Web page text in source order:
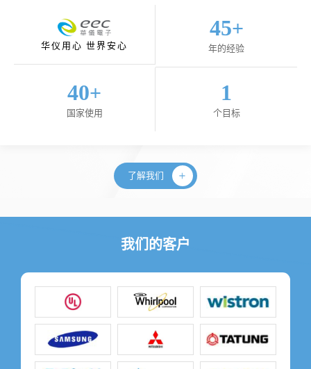
华仪用心 世界安心
45+
年的经验
40+
国家使用
1
个目标
了解我们
我们的客户